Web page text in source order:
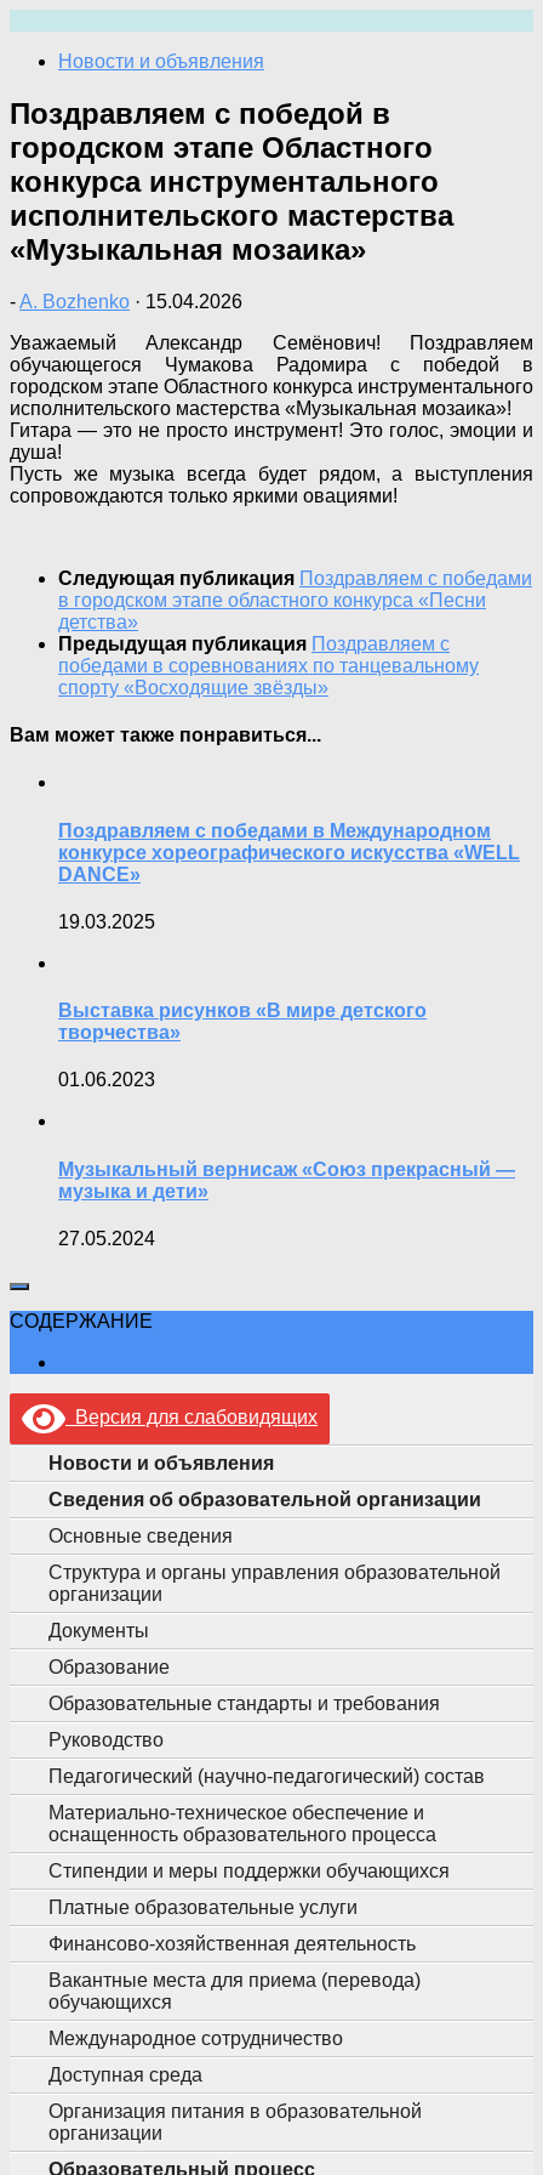
содержимому
Новости и объявления
Поздравляем с победой в
городском этапе Областного
конкурса инструментального
исполнительского мастерства
«Музыкальная мозаика»
-A. Bozhenko · 15.04.2026
Уважаемый Александр Семёнович! Поздравляем
обучающегося Чумакова Радомира с победой в
городском этапе Областного конкурса инструментального
исполнительского мастерства «Музыкальная мозаика»!
Гитара — это не просто инструмент! Это голос, эмоции и
душа!
Пусть же музыка всегда будет рядом, а выступления
сопровождаются только яркими овациями!
Следующая публикация Поздравляем с победами
в городском этапе областного конкурса «Песни
детства»
Предыдущая публикация Поздравляем с
победами в соревнованиях по танцевальному
спорту «Восходящие звёзды»
Вам может также понравиться...
Поздравляем с победами в Международном
конкурсе хореографического искусства «WELL
DANCE»
19.03.2025
Выставка рисунков «В мире детского
творчества»
01.06.2023
Музыкальный вернисаж «Союз прекрасный —
музыка и дети»
27.05.2024
СОДЕРЖАНИЕ
Версия для слабовидящих
Новости и объявления
Сведения об образовательной организации
Основные сведения
Структура и органы управления образовательной
организации
Документы
Образование
Образовательные стандарты и требования
Руководство
Педагогический (научно-педагогический) состав
Материально-техническое обеспечение и
оснащенность образовательного процесса
Стипендии и меры поддержки обучающихся
Платные образовательные услуги
Финансово-хозяйственная деятельность
Вакантные места для приема (перевода)
обучающихся
Международное сотрудничество
Доступная среда
Организация питания в образовательной
организации
Образовательный процесс